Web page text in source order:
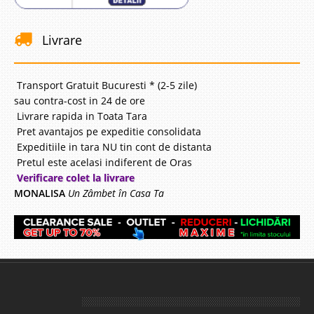
Livrare
Transport Gratuit Bucuresti * (2-5 zile)
sau contra-cost in 24 de ore
Livrare rapida in Toata Tara
Pret avantajos pe expeditie consolidata
Expeditiile in tara NU tin cont de distanta
Pretul este acelasi indiferent de Oras
Verificare colet la livrare
MONALISA Un Zâmbet în Casa Ta